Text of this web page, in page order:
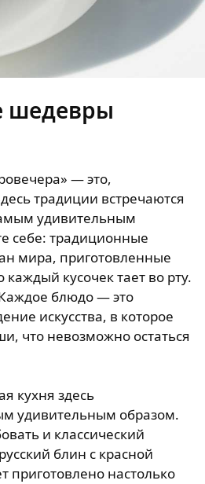
шедевры
— это,
традиции встречаются
удивительным
себе: традиционные
мира, приготовленные
кусочек тает во рту.
Каждое блюдо — это
искусства, в которое
что невозможно остаться
кухня здесь
удивительным образом.
и классический
блин с красной
приготовлено настолько